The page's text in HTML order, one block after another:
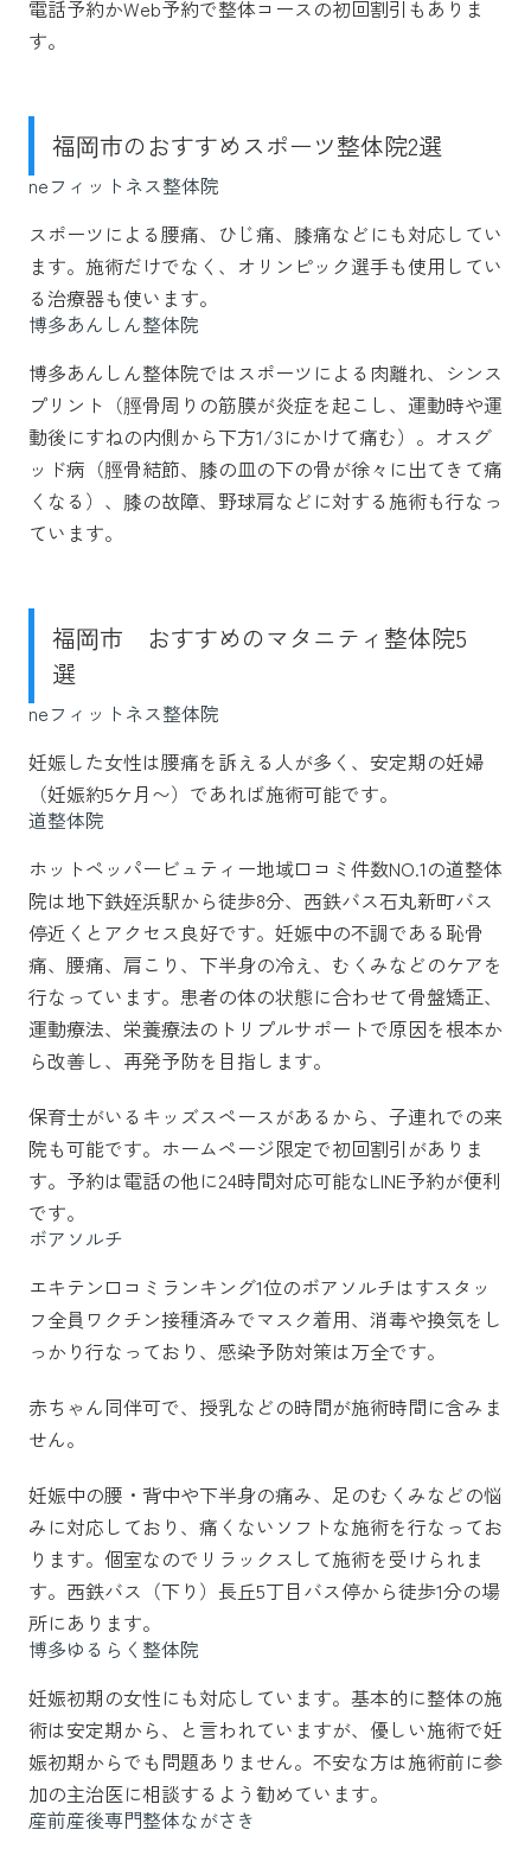
電話予約かWeb予約で整体コースの初回割引もありま
す。
福岡市のおすすめスポーツ整体院2選
neフィットネス整体院
スポーツによる腰痛、ひじ痛、膝痛などにも対応してい
ます。施術だけでなく、オリンピック選手も使用してい
る治療器も使います。
博多あんしん整体院
博多あんしん整体院ではスポーツによる肉離れ、シンス
プリント（脛骨周りの筋膜が炎症を起こし、運動時や運
動後にすねの内側から下方1/3にかけて痛む）。オスグ
ッド病（脛骨結節、膝の皿の下の骨が徐々に出てきて痛
くなる）、膝の故障、野球肩などに対する施術も行なっ
ています。
福岡市 おすすめのマタニティ整体院5
選
neフィットネス整体院
妊娠した女性は腰痛を訴える人が多く、安定期の妊婦
（妊娠約5ケ月〜）であれば施術可能です。
道整体院
ホットペッパービュティー地域口コミ件数NO.1の道整体
院は地下鉄姪浜駅から徒歩8分、西鉄バス石丸新町バス
停近くとアクセス良好です。妊娠中の不調である恥骨
痛、腰痛、肩こり、下半身の冷え、むくみなどのケアを
行なっています。患者の体の状態に合わせて骨盤矯正、
運動療法、栄養療法のトリプルサポートで原因を根本か
ら改善し、再発予防を目指します。
保育士がいるキッズスペースがあるから、子連れでの来
院も可能です。ホームページ限定で初回割引がありま
す。予約は電話の他に24時間対応可能なLINE予約が便利
です。
ボアソルチ
エキテン口コミランキング1位のボアソルチはすスタッ
フ全員ワクチン接種済みでマスク着用、消毒や換気をし
っかり行なっており、感染予防対策は万全です。
赤ちゃん同伴可で、授乳などの時間が施術時間に含みま
せん。
妊娠中の腰・背中や下半身の痛み、足のむくみなどの悩
みに対応しており、痛くないソフトな施術を行なってお
ります。個室なのでリラックスして施術を受けられま
す。西鉄バス（下り）長丘5丁目バス停から徒歩1分の場
所にあります。
博多ゆるらく整体院
妊娠初期の女性にも対応しています。基本的に整体の施
術は安定期から、と言われていますが、優しい施術で妊
娠初期からでも問題ありません。不安な方は施術前に参
加の主治医に相談するよう勧めています。
産前産後専門整体ながさき